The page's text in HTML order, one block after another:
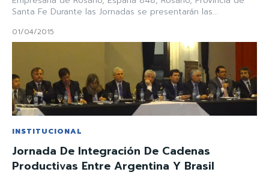
Santa Fe Durante las Jornadas se presentarán las...
01/04/2015
INSTITUCIONAL
Jornada De Integración De Cadenas
Productivas Entre Argentina Y Brasil